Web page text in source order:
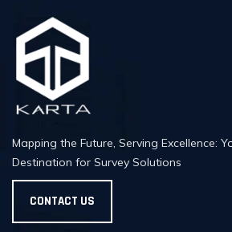
Mapping the Future, Serving Excellence:
Destination for Survey Solutions
CONTACT US